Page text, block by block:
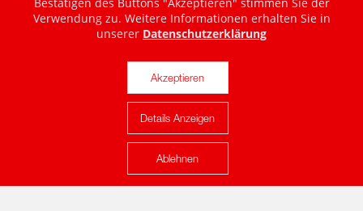
Karte anzeigen
Verwendung zu. Weitere Informationen erhalten Sie in
unserer Datenschutzerklärung
Akzeptieren
Details Anzeigen
Ablehnen